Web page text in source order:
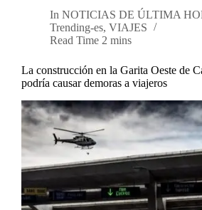
In NOTICIAS DE ÚLTIMA
Trending-es, VIAJES
Read Time 2 mins
La construcción en la Garita Oeste de
podría causar demoras a viajeros